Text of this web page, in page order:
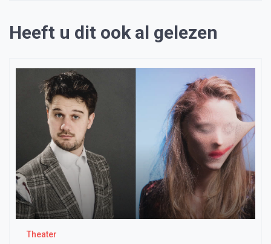
Heeft u dit ook al gelezen
Theater